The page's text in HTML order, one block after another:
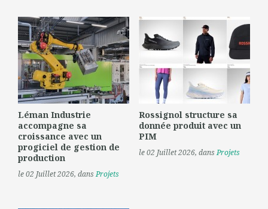
Léman Industrie
accompagne sa
croissance avec un
progiciel de gestion de
production
le 02 Juillet 2026, dansProjets
Rossignol structure sa
donnée produit avec un
PIM
le 02 Juillet 2026, dansProjets